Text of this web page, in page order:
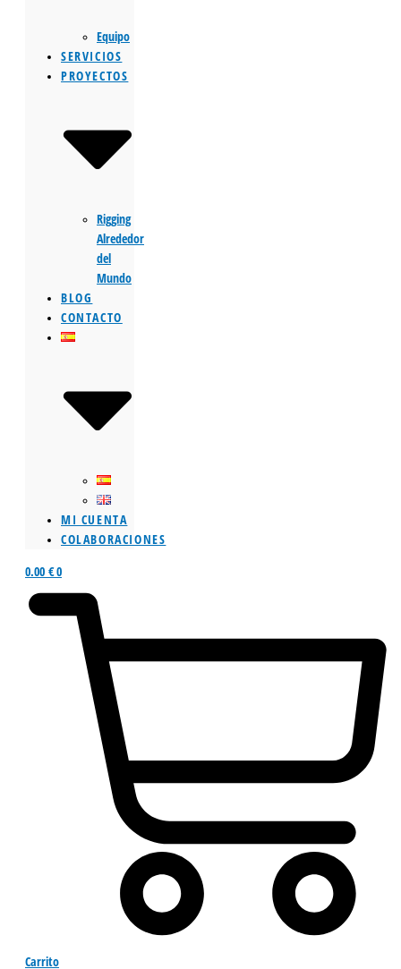
Equipo
SERVICIOS
PROYECTOS
Rigging
Alrededor
del
Mundo
BLOG
CONTACTO
MI CUENTA
COLABORACIONES
0.00 €0
Carrito